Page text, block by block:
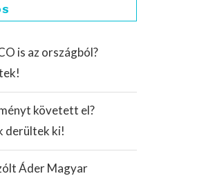
is az országból?
követett el?
derültek ki!
Áder Magyar